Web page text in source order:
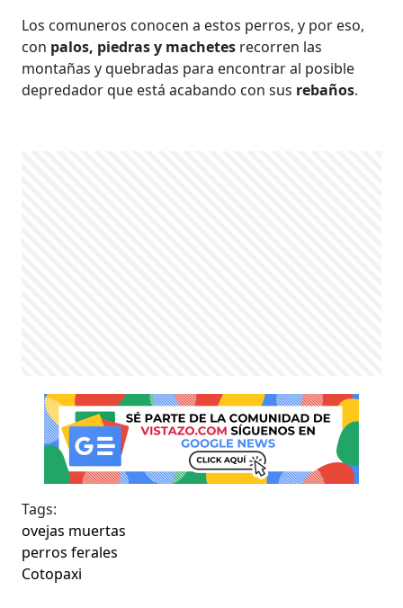
Los comuneros conocen a estos perros, y por eso,
con palos, piedras y machetes recorren las
montañas y quebradas para encontrar al posible
depredador que está acabando con sus rebaños.
Tags:
ovejas muertas
perros ferales
Cotopaxi